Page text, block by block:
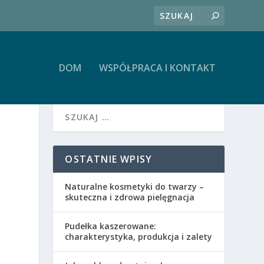
DOM WSPÓŁPRACA I KONTAKT
OSTATNIE WPISY
Naturalne kosmetyki do twarzy –
skuteczna i zdrowa pielęgnacja
Pudełka kaszerowane:
charakterystyka, produkcja i zalety